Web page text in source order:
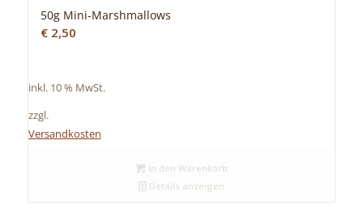
50g Mini-Marshmallows
€2,50
inkl. 10 % MwSt.
zzgl.
Versandkosten
In den Warenkorb
Details anzeigen